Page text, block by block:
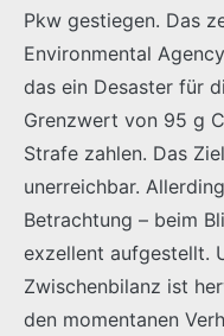
Pkw gestiegen. Das
Environmental
das ein Desaster für
Grenzwert von 95 g
Strafe zahlen. Das
unerreichbar.
Betrachtung – beim
exzellent aufgestellt.
Zwischenbilanz ist
den momentanen